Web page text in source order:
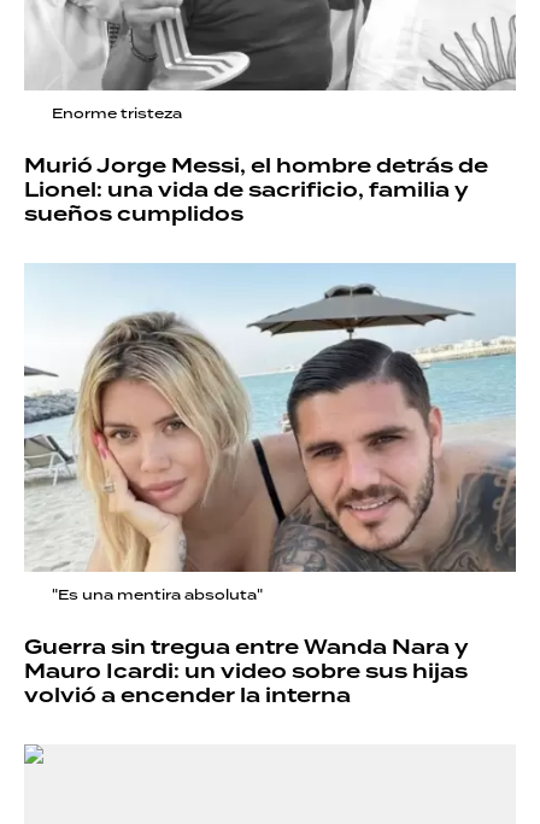
Enorme tristeza
Murió Jorge Messi, el hombre detrás de
Lionel: una vida de sacrificio, familia y
sueños cumplidos
"Es una mentira absoluta"
Guerra sin tregua entre Wanda Nara y
Mauro Icardi: un video sobre sus hijas
volvió a encender la interna